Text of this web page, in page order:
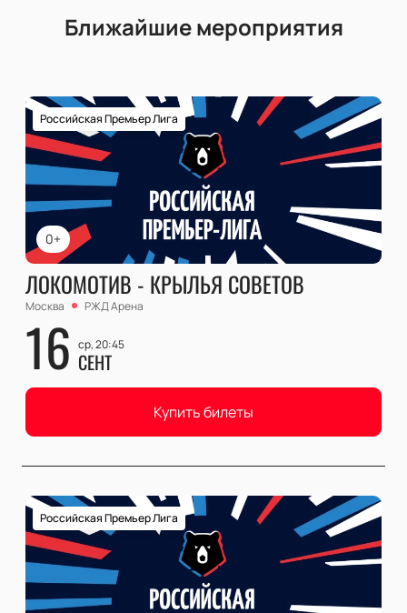
Ближайшие мероприятия
0+
Российская Премьер Лига
ЛОКОМОТИВ - КРЫЛЬЯ СОВЕТОВ
Москва РЖД Арена
16 ср, 20:45
СЕНТ
Купить билеты
Российская Премьер Лига